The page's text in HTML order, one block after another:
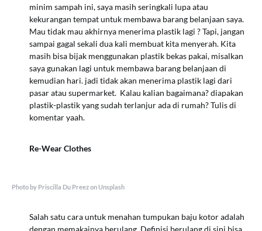
minim sampah ini, saya masih seringkali lupa atau
kekurangan tempat untuk membawa barang belanjaan saya.
Mau tidak mau akhirnya menerima plastik lagi ? Tapi, jangan
sampai gagal sekali dua kali membuat kita menyerah. Kita
masih bisa bijak menggunakan plastik bekas pakai, misalkan
saya gunakan lagi untuk membawa barang belanjaan di
kemudian hari. jadi tidak akan menerima plastik lagi dari
pasar atau supermarket. Kalau kalian bagaimana? diapakan
plastik-plastik yang sudah terlanjur ada di rumah? Tulis di
komentar yaah.
Re-Wear Clothes
Photo by Priscilla Du Preez on Unsplash
Salah satu cara untuk menahan tumpukan baju kotor adalah
dengan memakainya berulang. Definisi berulang di sini bisa